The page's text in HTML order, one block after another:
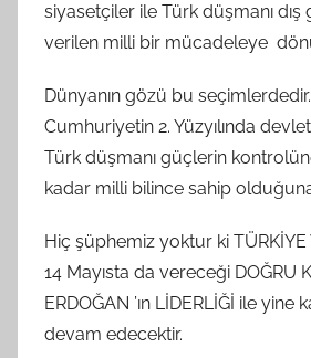
siyasetçiler ile Türk düşmanı dış
verilen milli bir mücadeleye
Dünyanın gözü bu seçimlerdedir.
Cumhuriyetin 2. Yüzyılında
Türk düşmanı güçlerin
kadar milli bilince sahip
Hiç şüphemiz yoktur ki TÜRKİYE
14 Mayısta da vereceği DOĞRU
ERDOĞAN ’ın LİDERLİĞİ ile yine
devam edecektir.